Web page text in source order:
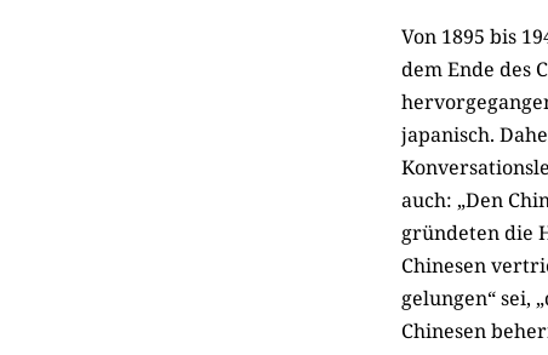
Von 1895 bis
dem Ende des
japanisch.
auch: „Den
gründeten die
Chinesen
gelungen“ sei,
Chinesen